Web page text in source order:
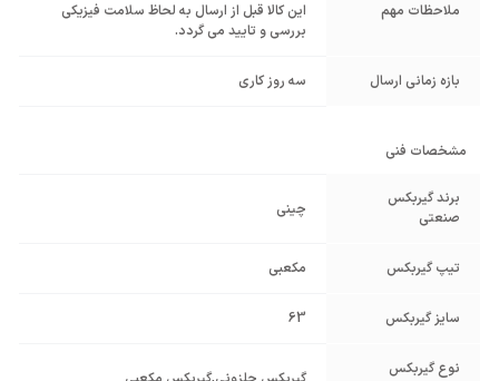
ملاحظات مهم
این کالا قبل از ارسال به لحاظ سلامت فیزیکی
بررسی و تایید می گردد.
بازه زمانی ارسال سه روز کاری
مشخصات فنی
برند گیربکس
صنعتی
چینی
تیپ گیربکس مکعبی
سایز گیربکس 63
نوع گیربکس